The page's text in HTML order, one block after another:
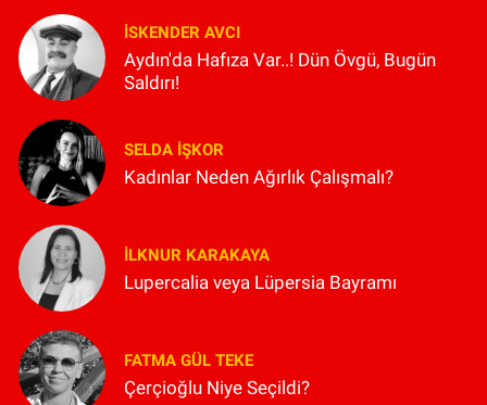
İSKENDER AVCI
Aydın'da Hafıza Var..! Dün Övgü, Bugün
Saldırı!
SELDA İŞKOR
Kadınlar Neden Ağırlık Çalışmalı?
İLKNUR KARAKAYA
Lupercalia veya Lüpersia Bayramı
FATMA GÜL TEKE
Çerçioğlu Niye Seçildi?